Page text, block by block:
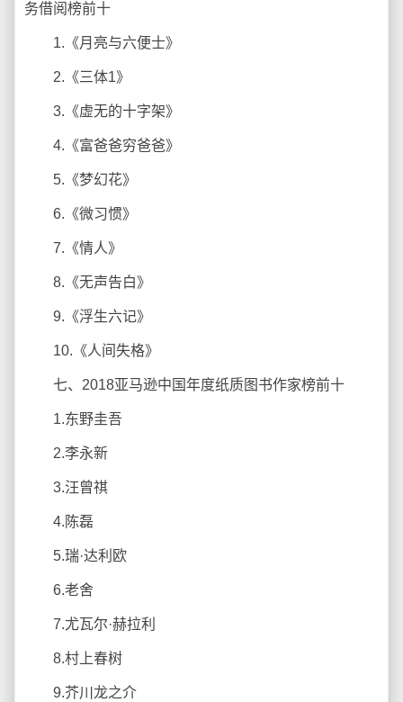
务借阅榜前十
1.《月亮与六便士》
2.《三体1》
3.《虚无的十字架》
4.《富爸爸穷爸爸》
5.《梦幻花》
6.《微习惯》
7.《情人》
8.《无声告白》
9.《浮生六记》
10.《人间失格》
七、2018亚马逊中国年度纸质图书作家榜前十
1.东野圭吾
2.李永新
3.汪曾祺
4.陈磊
5.瑞·达利欧
6.老舍
7.尤瓦尔·赫拉利
8.村上春树
9.芥川龙之介